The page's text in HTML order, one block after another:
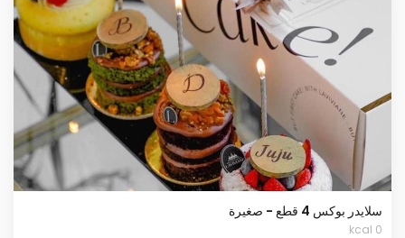
سلايدر بوكس 4 قطع - صغيرة
0 kcal